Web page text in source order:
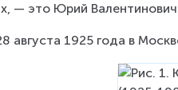
— это Юрий
августа 1925 года в